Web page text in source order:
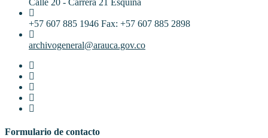
Calle 20 - Carrera 21 Esquina
+57 607 885 1946 Fax: +57 607 885 2898
archivogeneral@arauca.gov.co
Formulario de contacto